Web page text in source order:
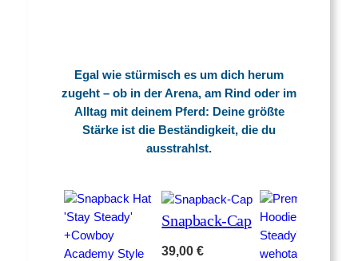
Egal wie stürmisch es um dich herum
zugeht – ob in der Arena, am Rind oder im
Alltag mit deinem Pferd: Deine größte
Stärke ist die Beständigkeit, die du
ausstrahlst.
Snapback-Cap
39,00€